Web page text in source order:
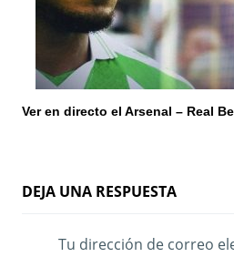
Ver en directo el Arsenal – Real
DEJA UNA RESPUESTA
Tu dirección de correo